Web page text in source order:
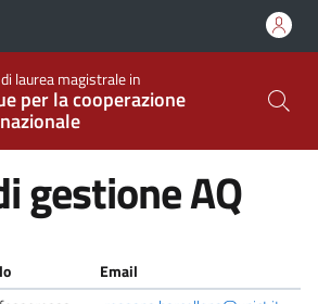
laurea magistrale in
per la cooperazione
gestione AQ
Email